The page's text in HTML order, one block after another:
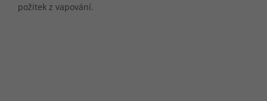
požitek z vapování.